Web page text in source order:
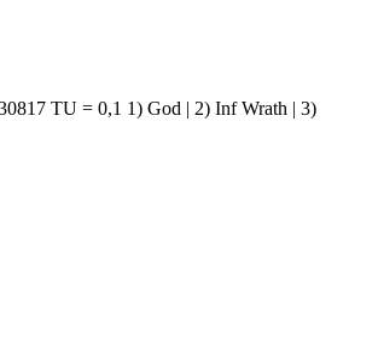
TU = 0,1 1) God | 2) Inf Wrath | 3)